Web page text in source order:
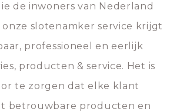
de inwoners van Nederland
slotenamker service krijgt
professioneel en eerlijk
producten & service. Het is
te zorgen dat elke klant
betrouwbare producten en